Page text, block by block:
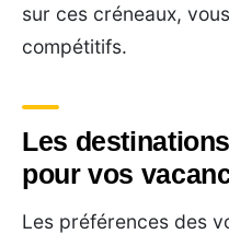
sur ces créneaux,
compétitifs.
Les
pour vos
Les préférences des